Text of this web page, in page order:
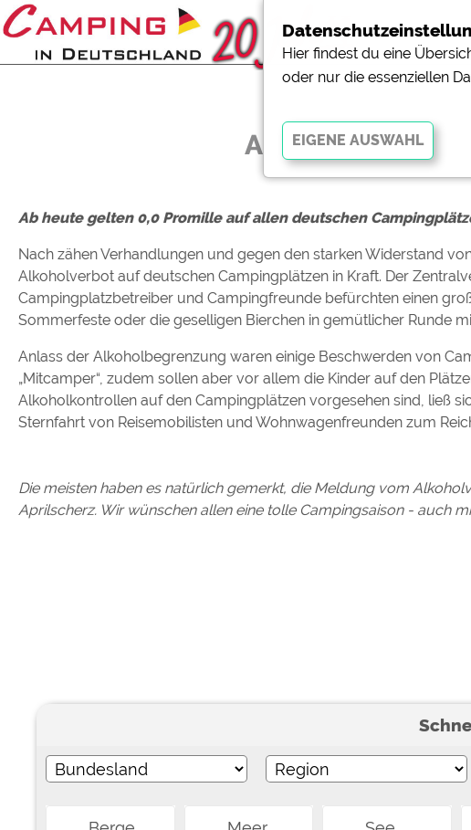
Alkoholverbot
Ab heute gelten 0,0 Promille auf allen deutschen
Nach zähen Verhandlungen und gegen den starken Widerstand
Alkoholverbot auf deutschen Campingplätzen in Kraft. Der
Campingplatzbetreiber und Campingfreunde befürchten einen
Sommerfeste oder die geselligen Bierchen in gemütlicher Runde
Anlass der Alkoholbegrenzung waren einige Beschwerden von
„Mitcamper“, zudem sollen aber vor allem die Kinder auf den
Alkoholkontrollen auf den Campingplätzen vorgesehen sind, ließ
Sternfahrt von Reisemobilisten und Wohnwagenfreunden zum
Die meisten haben es natürlich gemerkt, die Meldung vom
Aprilscherz. Wir wünschen allen eine tolle Campingsaison - auch
Hier findest du eine
oder nur die essenziellen
Essenzielle Cookies ermöglichen
funktionieren.
Externe Medien
Campingplatzvorschau (Vorschau
Campingplätzen)
Google Maps (Kartensuche, Anfahrt
Google reCAPTCHA (Formulare)
Statistiken
Google Analytics